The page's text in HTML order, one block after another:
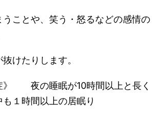
うことや、笑う・怒るなどの感情の
けたりします。
》 夜の睡眠が10時間以上と長く
１時間以上の居眠り